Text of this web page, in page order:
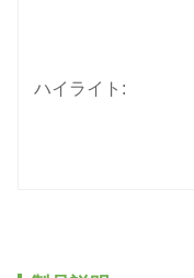
ハイライト: